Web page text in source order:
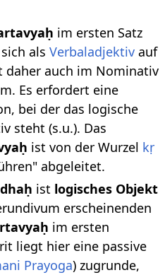
im ersten Satz
als Verbaladjektivauf
daher auch im Nominativ
Es erfordert eine
bei der das logische
steht (s.u.). Das
ist von der Wurzel kṛ
abgeleitet.
ist logisches Objekt
erscheinenden
im ersten
liegt hier eine passive
Prayoga) zugrunde,